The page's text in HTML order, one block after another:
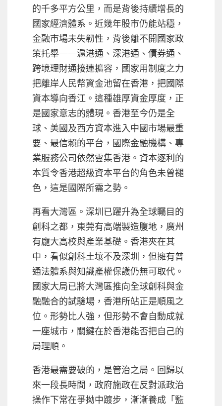
的千多平方公里，而是背後持續增長的
國家經濟體系。近幾年股市仍能站穩，
金融市場未失韌性，背後離不開國家政
策托舉——滬港通、深港通、債券通、
跨境理財通接連擴容，國家用制度之力
把離岸人民幣資金池留在香港，把國際
資本導向香江。這種雄厚資金厚度，正
是國家意志的體現。香港至今仍是全
球、美國及西方資本進入中國市場最重
要、最信賴的平台，國際金融機構、專
業服務公司依然雲集香港。資本逐利的
本質令香港超級資本平台的角色未曾褪
色，這是國際所需之勢。
再看大灣區。深圳已躍升為全球矚目的
創科之都，東莞有高端製造腹地，廣州
有龐大高校與產業基礎。香港夾在其
中，看似創科土壤不及深圳，但擁有普
通法體系與知識產權保護仍無可取代。
國家大局已將大灣區推向全球創科與金
融融合的試驗場，香港所站正是順風之
位。形勢比人強，但形勢不會自動成就
一座城市，關鍵在於香港能否把自己的
局理順。
香港最需要破的，是管治之局。回歸以
來一段長時間，政府施政在反對派政治
操作下常在爭拗中踱步，漸漸養成「監